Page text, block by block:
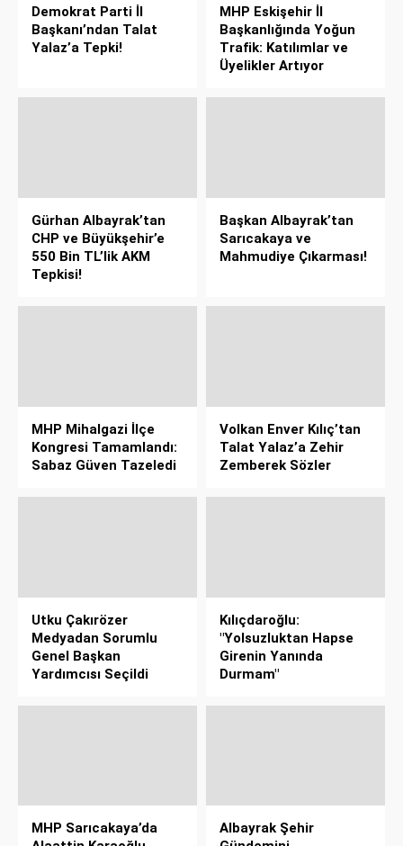
Demokrat Parti İl
Başkanı’ndan Talat
Yalaz’a Tepki!
MHP Eskişehir İl
Başkanlığında Yoğun
Trafik: Katılımlar ve
Üyelikler Artıyor
Gürhan Albayrak’tan
CHP ve Büyükşehir’e
550 Bin TL’lik AKM
Tepkisi!
Başkan Albayrak’tan
Sarıcakaya ve
Mahmudiye Çıkarması!
MHP Mihalgazi İlçe
Kongresi Tamamlandı:
Sabaz Güven Tazeledi
Volkan Enver Kılıç’tan
Talat Yalaz’a Zehir
Zemberek Sözler
Utku Çakırözer
Medyadan Sorumlu
Genel Başkan
Yardımcısı Seçildi
Kılıçdaroğlu:
"Yolsuzluktan Hapse
Girenin Yanında
Durmam"
MHP Sarıcakaya’da
Albayrak Şehir